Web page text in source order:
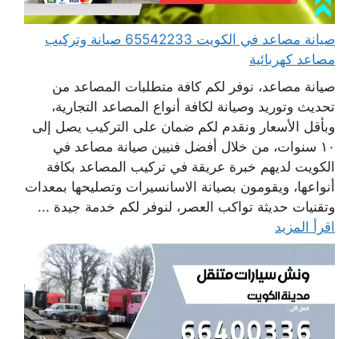
صيانة مصاعد في الكويت 65542233 صيانة وتركيب
مصاعد كهربائية
صيانة مصاعد، نوفر لكم كافة متطلبات المصاعد من
تحديث وتوريد وصيانة لكافة أنواع المصاعد التجارية،
وبأقل الأسعار ونقدم لكم ضمان على التركيب يصل إلى
١٠ سنوات، من خلال أفضل فنيين صيانة مصاعد في
الكويت لديهم خبرة عريقة في تركيب المصاعد بكافة
أنواعها، ويقومون بصيانة الاسانسيرات وتصليحها بمعدات
وتقنيات حديثة تواكب العصر، لنوفر لكم خدمة جيدة ...
اقرأ المزيد